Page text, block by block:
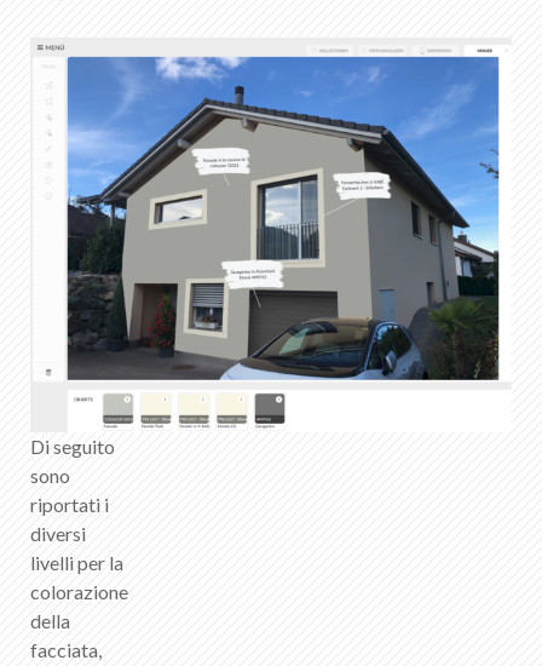
Di seguito
sono
riportati i
diversi
livelli per la
colorazione
della
facciata,